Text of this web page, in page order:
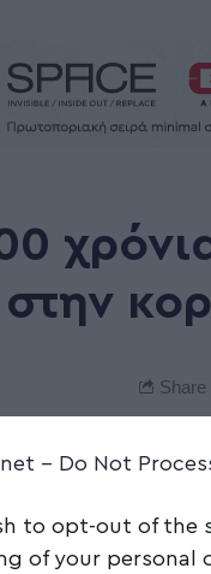
- Do Not
to opt-out of the
of your personal
Share